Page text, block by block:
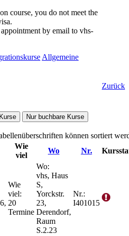
course, you do not meet the
by email to vhs-
Allgemeine
Zurück
Nur buchbare Kurse
können sortiert
Wie
viel
Wo Nr.
Wie
viel:
20
Termine
Wo:
vhs, Haus
S,
Yorckstr.
23,
Derendorf,
Raum
S.2.23
Nr.:
I401015